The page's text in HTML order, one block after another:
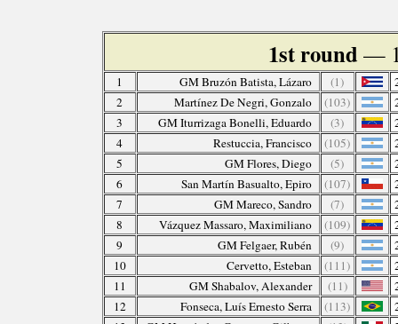
1st round—
1 GM Bruzón Batista, Lázaro (1)
2
Martínez De Negri, Gonzalo (103)
3
GM Iturrizaga Bonelli, Eduardo (3)
4
Restuccia, Francisco (105)
5
GM Flores, Diego (5)
6
San Martín Basualto, Epiro (107)
7
GM Mareco, Sandro (7)
8
Vázquez Massaro, Maximiliano (109)
9
GM Felgaer, Rubén (9)
10
Cervetto, Esteban (111)
11
GM Shabalov, Alexander (11)
12
Fonseca, Luís Ernesto Serra (113)